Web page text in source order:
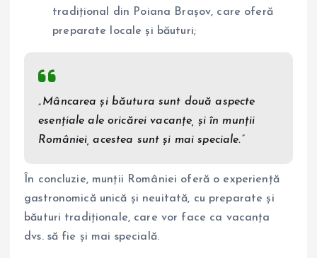
tradițional din Poiana Brașov, care oferă
preparate locale și băuturi;
„Mâncarea și băutura sunt două aspecte
esențiale ale oricărei vacanțe, și în munții
României, acestea sunt și mai speciale.”
În concluzie, munții României oferă o experiență
gastronomică unică și neuitată, cu preparate și
băuturi tradiționale, care vor face ca vacanța
dvs. să fie și mai specială.